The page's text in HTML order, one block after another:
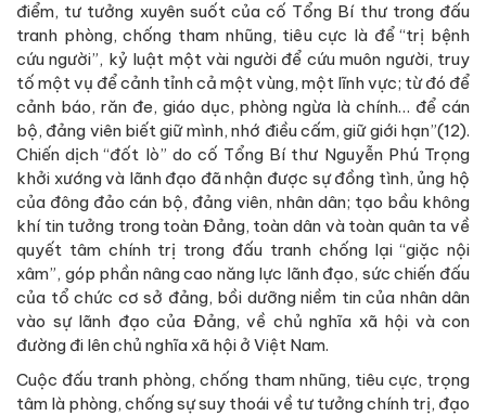
điểm, tư tưởng xuyên suốt của cố Tổng Bí thư trong đấu
tranh phòng, chống tham nhũng, tiêu cực là để “trị bệnh
cứu người”, kỷ luật một vài người để cứu muôn người, truy
tố một vụ để cảnh tỉnh cả một vùng, một lĩnh vực; từ đó để
cảnh báo, răn đe, giáo dục, phòng ngừa là chính… để cán
bộ, đảng viên biết giữ mình, nhớ điều cấm, giữ giới hạn”(12).
Chiến dịch “đốt lò” do cố Tổng Bí thư Nguyễn Phú Trọng
khởi xướng và lãnh đạo đã nhận được sự đồng tình, ủng hộ
của đông đảo cán bộ, đảng viên, nhân dân; tạo bầu không
khí tin tưởng trong toàn Đảng, toàn dân và toàn quân ta về
quyết tâm chính trị trong đấu tranh chống lại “giặc nội
xâm”, góp phần nâng cao năng lực lãnh đạo, sức chiến đấu
của tổ chức cơ sở đảng, bồi dưỡng niềm tin của nhân dân
vào sự lãnh đạo của Đảng, về chủ nghĩa xã hội và con
đường đi lên chủ nghĩa xã hội ở Việt Nam.
Cuộc đấu tranh phòng, chống tham nhũng, tiêu cực, trọng
tâm là phòng, chống sự suy thoái về tư tưởng chính trị, đạo